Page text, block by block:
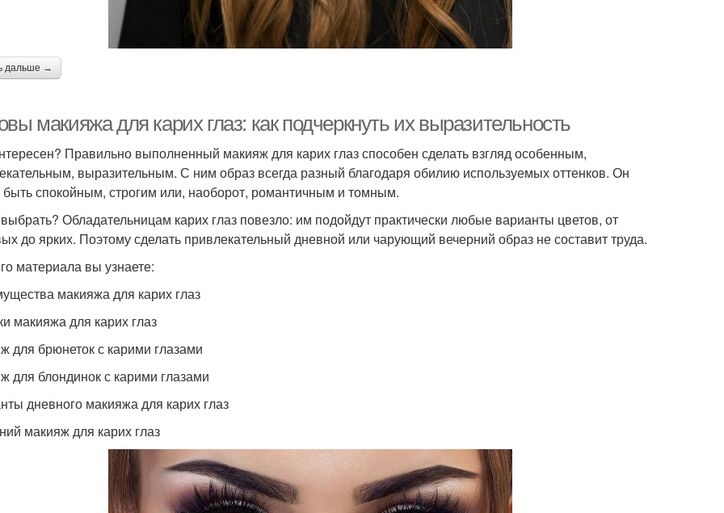
дальше →
макияжа для карих глаз: как подчеркнуть их выразительность
Правильно выполненный макияж для карих глаз способен сделать взгляд особенным,
выразительным. С ним образ всегда разный благодаря обилию используемых оттенков. Он
спокойным, строгим или, наоборот, романтичным и томным.
Обладательницам карих глаз повезло: им подойдут практически любые варианты цветов, от
до ярких. Поэтому сделать привлекательный дневной или чарующий вечерний образ не составит труда.
материала вы узнаете:
макияжа для карих глаз
макияжа для карих глаз
для брюнеток с карими глазами
для блондинок с карими глазами
дневного макияжа для карих глаз
макияж для карих глаз